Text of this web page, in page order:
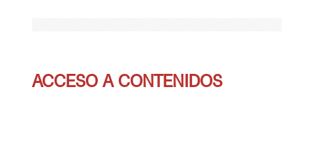
ACCESO A CONTENIDOS